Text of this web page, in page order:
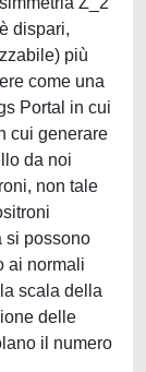
dispari,
più
come una
Portal in cui
cui generare
da noi
non tale
si possono
ai normali
scala della
delle
il numero